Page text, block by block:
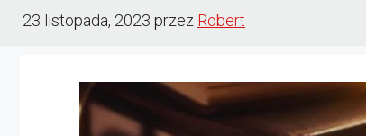
23 listopada, 2023 przez Robert